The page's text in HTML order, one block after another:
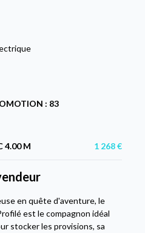
: 83
4.00 M 1 268 €
en quête d'aventure, le
est le compagnon idéal
stocker les provisions, sa